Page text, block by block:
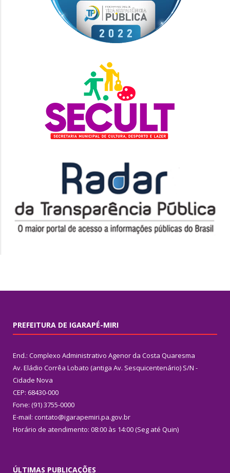
PREFEITURA DE IGARAPÉ-MIRI
End.: Complexo Administrativo Agenor da Costa Quaresma
Av. Eládio Corrêa Lobato (antiga Av. Sesquicentenário) S/N -
Cidade Nova
CEP: 68430-000
Fone: (91) 3755-0000
E-mail: contato@igarapemiri.pa.gov.br
Horário de atendimento: 08:00 às 14:00 (Seg até Quin)
ÚLTIMAS PUBLICAÇÕES